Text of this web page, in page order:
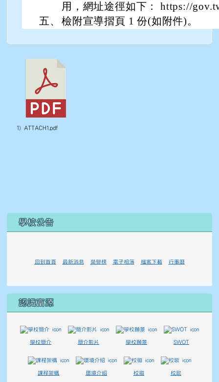
用，網址途徑如下： https://
五、 檢附宣導摺頁 1 份(如附件)。
1) ATTACH1.pdf
左邊區域內容
學校公告
回到首頁 最新消息 榮譽榜 電子相簿 檔案下載 行事曆
認識富源
學校簡介 簡介影片 學校願景 SWOT
課程架構 環境介紹 校徽 校歌